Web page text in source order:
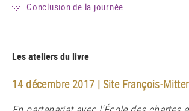
Conclusion de la journée
Les ateliers du livre
14 décembre 2017 | Site François-